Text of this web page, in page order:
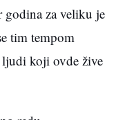
godina za veliku je
tim tempom
koji ovde žive